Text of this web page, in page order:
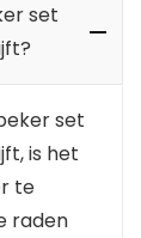
set
set
is het
te
raden